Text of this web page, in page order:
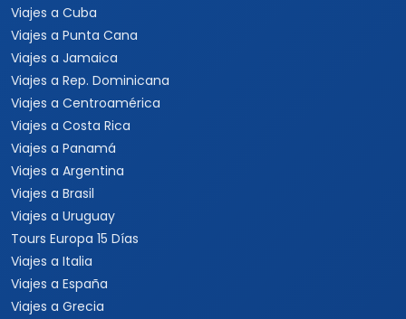
Viajes a Cuba
Viajes a Punta Cana
Viajes a Jamaica
Viajes a Rep. Dominicana
Viajes a Centroamérica
Viajes a Costa Rica
Viajes a Panamá
Viajes a Argentina
Viajes a Brasil
Viajes a Uruguay
Tours Europa 15 Días
Viajes a Italia
Viajes a España
Viajes a Grecia